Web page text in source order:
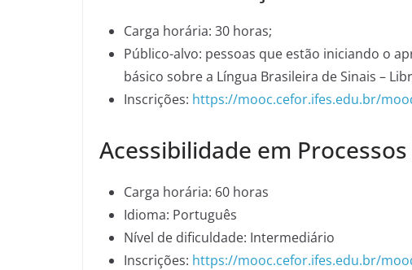
Carga horária: 30 horas;
Público-alvo: pessoas que estão iniciando o
básico sobre a Língua Brasileira de Sinais –
Inscrições: https://mooc.cefor.ifes.edu.br/
Acessibilidade em
Carga horária: 60 horas
Idioma: Português
Nível de dificuldade: Intermediário
Inscrições: https://mooc.cefor.ifes.edu.br/